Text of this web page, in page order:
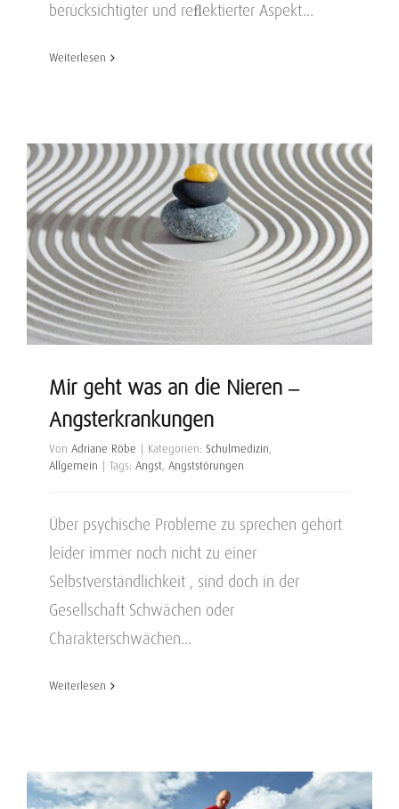
berücksichtigter und reﬂektierter Aspekt...
Weiterlesen
Mir geht was an die Nieren –
Angsterkrankungen
Von Adriane Röbe Kategorien: Schulmedizin,
Allgemein
Tags: Angst, Angststörungen
Über psychische Probleme zu sprechen gehört
leider immer noch nicht zu einer
Selbstverständlichkeit , sind doch in der
Gesellschaft Schwächen oder
Charakterschwächen...
Weiterlesen